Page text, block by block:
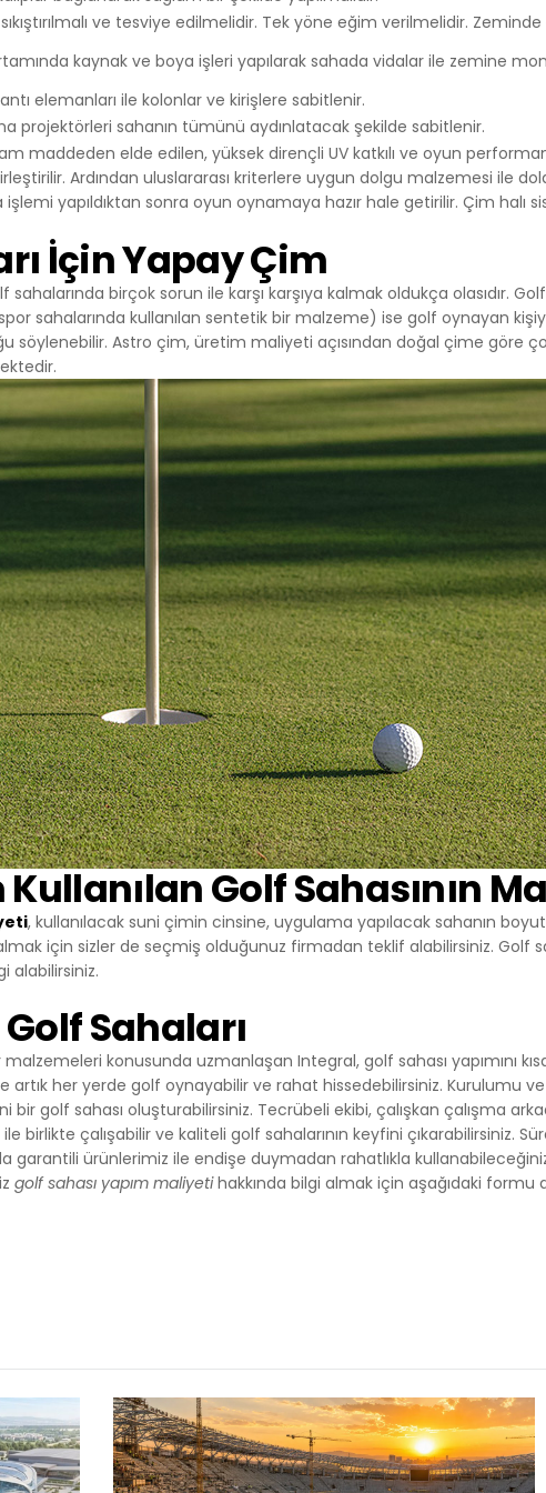
ve tesviye edilmelidir. Tek yöne eğim verilmelidir.
kaynak ve boya işleri yapılarak sahada vidalar ile zemine
elemanları ile kolonlar ve kirişlere sabitlenir.
projektörleri sahanın tümünü aydınlatacak şekilde sabitlenir.
maddeden elde edilen, yüksek dirençli UV katkılı ve oyun
Ardından uluslararası kriterlere uygun dolgu malzemesi ile
işlemi yapıldıktan sonra oyun oynamaya hazır hale getirilir. Çim
İçin Yapay Çim
birçok sorun ile karşı karşıya kalmak oldukça olasıdır.
sahalarında kullanılan sentetik bir malzeme) ise golf oynayan
söylenebilir. Astro çim, üretim maliyeti açısından doğal çime göre
Golf Sahasının
, kullanılacak suni çimin cinsine, uygulama yapılacak sahanın
için sizler de seçmiş olduğunuz firmadan teklif alabilirsiniz. Golf
alabilirsiniz.
Sahaları
malzemeleri konusunda uzmanlaşan Integral, golf sahası yapımını
artık her yerde golf oynayabilir ve rahat hissedebilirsiniz. Kurulumu
golf sahası oluşturabilirsiniz. Tecrübeli ekibi, çalışkan çalışma
birlikte çalışabilir ve kaliteli golf sahalarının keyfini çıkarabilirsiniz.
garantili ürünlerimiz ile endişe duymadan rahatlıkla
golf sahası yapım maliyetihakkında bilgi almak için aşağıdaki formu
+90 216 555 55 55
Adresi: www.alanadi.com